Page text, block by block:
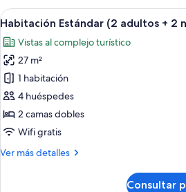
(3
adultos)
Abrir
todas
las
fotos
de
Habitación
Estándar
(2
adultos
+
9
Habitación Estándar (2 adultos + 2
Vistas al complejo turístico
27 m²
1 habitación
4 huéspedes
2 camas dobles
Wifi gratis
Ver más detalles
Más
Consultar